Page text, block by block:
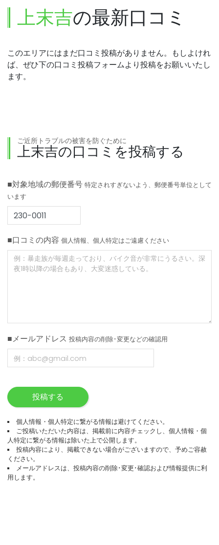
上末吉の最新口コミ
このエリアにはまだ口コミ投稿がありません。もしよけれ
ば、ぜひ下の口コミ投稿フォームより投稿をお願いいたし
ます。
ご近所トラブルの被害を防ぐために
上末吉の口コミを投稿する
■対象地域の郵便番号 特定されすぎないよう、郵便番号単位として
います
■口コミの内容 個人情報、個人特定はご遠慮ください
■メールアドレス 投稿内容の削除･変更などの確認用
投稿する
個人情報・個人特定に繋がる情報は避けてください。
ご投稿いただいた内容は、掲載前に内容チェックし、個人情報・個
人特定に繋がる情報は除いた上で公開します。
投稿内容により、掲載できない場合がございますので、予めご容赦
ください。
メールアドレスは、投稿内容の削除･変更･確認および情報提供に利
用します。